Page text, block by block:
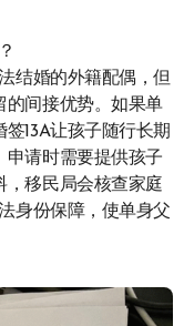
结婚的外籍配偶，但
的间接优势。如果单
13A让孩子随行长期
申请时需要提供孩子
，移民局会核查家庭
身份保障，使单身父